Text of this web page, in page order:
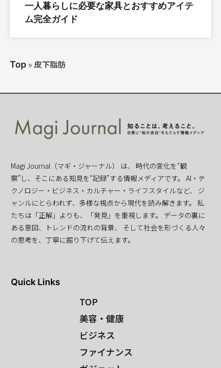
一人暮らしに必要な家具とおすすめアイテ
ム完全ガイド
Top » 皮下脂肪
Magi Journal（マギ・ジャーナル） は、 時代の変化を“観
察”し、そこにある知見を“記録”する情報メディアです。 AI・テ
クノロジー・ビジネス・カルチャー・ライフスタイルなど、 ジ
ャンルにとらわれず、多様な視点から現代を読み解きます。 私
たちは「正解」よりも、「発見」を重視します。 データの裏に
ある意図、トレンドの流れの背景、 そして社会を形づくる人々
の思考を、丁寧に掘り下げて伝えます。
Quick Links
TOP
美容・健康
ビジネス
ファイナンス